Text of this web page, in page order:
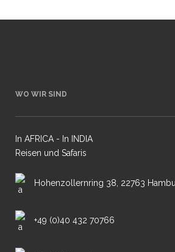
WO WIR SIND
In AFRICA - In INDIA
Reisen und Safaris
Hohenzollernring 38, 22763
+49 (0)40 432 70766